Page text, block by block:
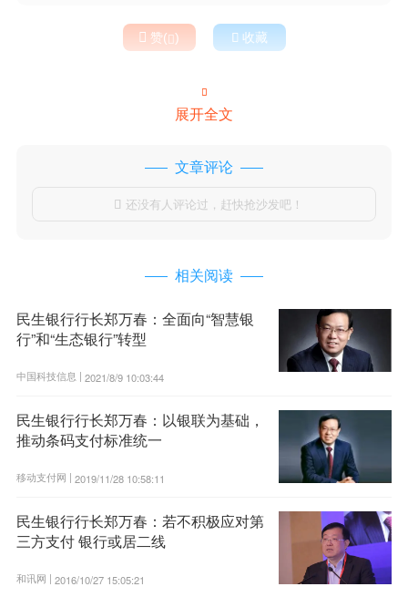
 赞()  收藏

展开全文
文章评论
 还没有人评论过，赶快抢沙发吧！
相关阅读
民生银行行长郑万春：全面向“智慧银
行”和“生态银行”转型
中国科技信息 | 2021/8/9 10:03:44
民生银行行长郑万春：以银联为基础，
推动条码支付标准统一
移动支付网 | 2019/11/28 10:58:11
民生银行行长郑万春：若不积极应对第
三方支付 银行或居二线
和讯网 | 2016/10/27 15:05:21